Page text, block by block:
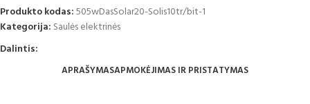
Produkto kodas:505wDasSolar20-Solis10tr/bit-1
Kategorija: Saulės elektrinės
Dalintis:
APRAŠYMASAPMOKĖJIMAS IR PRISTATYMAS